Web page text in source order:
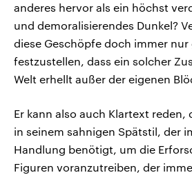
anderes hervor als ein höchst
und demoralisierendes Dunkel?
diese Geschöpfe doch immer nur
festzustellen, dass ein solcher
Welt erhellt außer der eigenen
Er kann also auch Klartext reden,
in seinem sahnigen Spätstil, der
Handlung benötigt, um die
Figuren voranzutreiben, der